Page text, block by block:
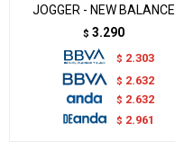
JOGGER - NEW BALANCE
$ 3.290
$ 2.303
$ 2.632
$ 2.632
$ 2.961